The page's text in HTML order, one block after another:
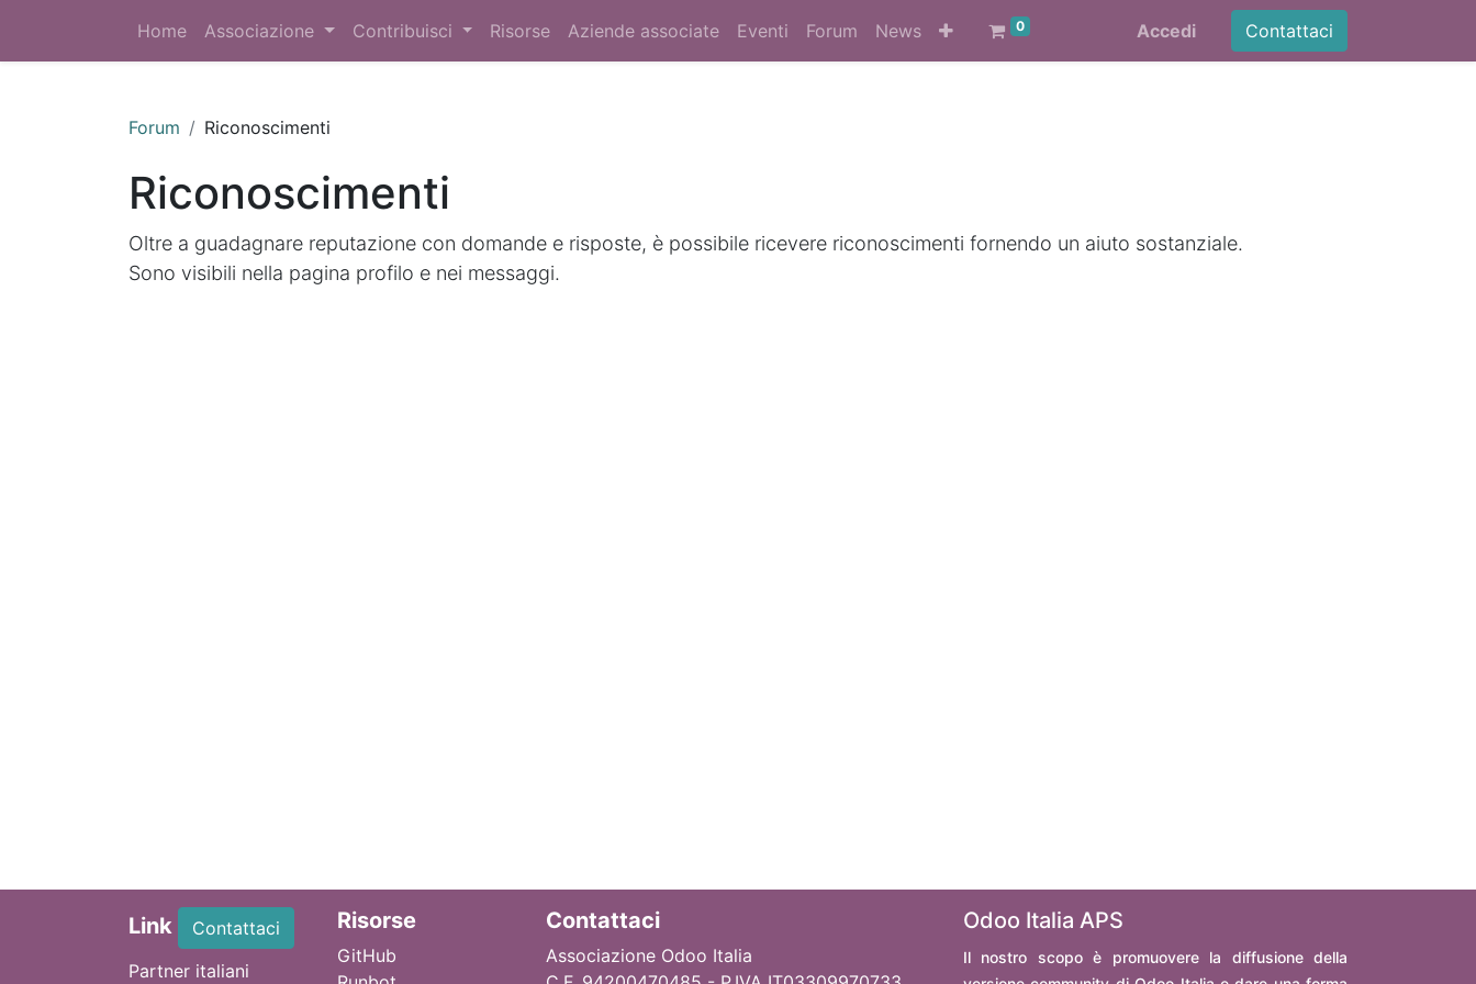
Home Associazione Contribuisci Risorse Aziende associate Eventi Forum News 0 Accedi Contattaci
Forum Riconoscimenti
Riconoscimenti
Oltre a guadagnare reputazione con domande e risposte, è possibile ricevere riconoscimenti fornendo un aiuto sostanziale.
Sono visibili nella pagina profilo e nei messaggi.
Link
Contattaci
Partner italiani
Risorse
GitHub
Contattaci
Associazione Odoo Italia
Odoo Italia APS
Il nostro scopo è promuovere la diffusione della